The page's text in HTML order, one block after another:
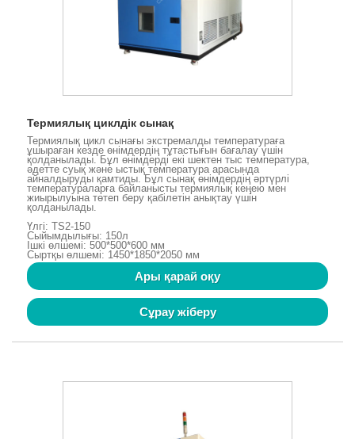
Термиялық циклдік сынақ
Термиялық цикл сынағы экстремалды температураға
ұшыраған кезде өнімдердің тұтастығын бағалау үшін
қолданылады. Бұл өнімдерді екі шектен тыс температура,
әдетте суық және ыстық температура арасында
айналдыруды қамтиды. Бұл сынақ өнімдердің әртүрлі
температураларға байланысты термиялық кеңею мен
жиырылуына төтеп беру қабілетін анықтау үшін
қолданылады.
Үлгі: TS2-150
Сыйымдылығы: 150л
Ішкі өлшемі: 500*500*600 мм
Сыртқы өлшемі: 1450*1850*2050 мм
Ары қарай оқу
Сұрау жіберу